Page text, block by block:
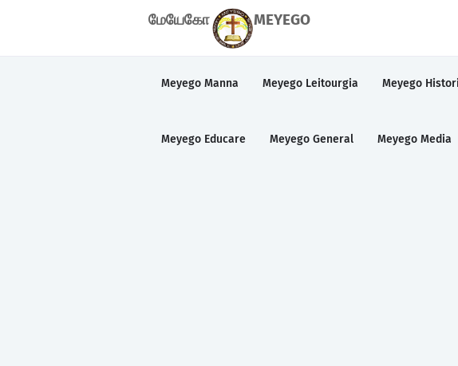
மேயேகோ MEYEGO
Meyego Manna Meyego Leitourgia Meyego
Meyego Educare Meyego General Meyego Media